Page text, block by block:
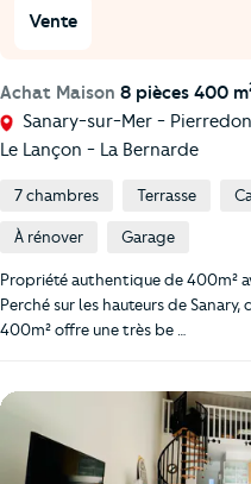
Vente
Achat Maison 8 pièces 400 m
Sanary-sur-Mer -
Le Lançon - La Bernarde
7 chambres Terrasse
À rénover Garage
Propriété authentique de 400m²
Perché sur les hauteurs de
400m² offre une très be …